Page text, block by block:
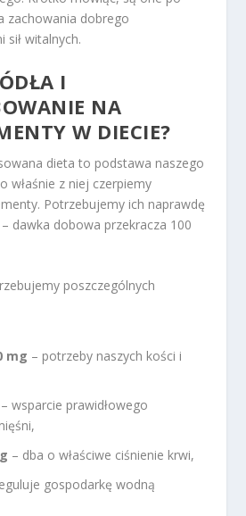
zachowania dobrego
sił witalnych.
I
NA
W DIECIE?
dieta to podstawa naszego
właśnie z niej czerpiemy
Potrzebujemy ich naprawdę
dawka dobowa przekracza 100
poszczególnych
mg – potrzeby naszych kości i
– wsparcie prawidłowego
– dba o właściwe ciśnienie krwi,
gospodarkę wodną